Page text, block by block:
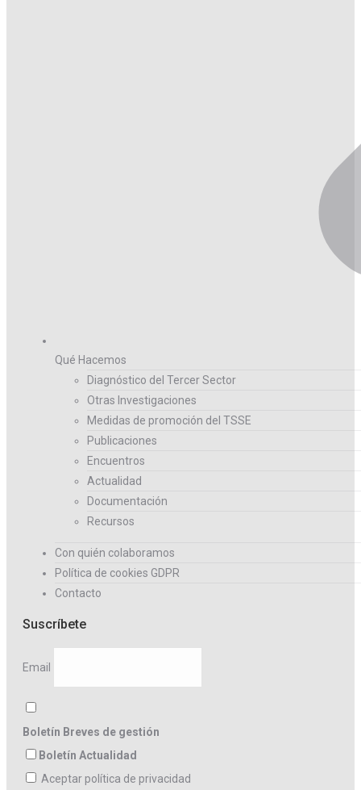
Qué Hacemos
Diagnóstico del Tercer Sector
Otras Investigaciones
Medidas de promoción del TSSE
Publicaciones
Encuentros
Actualidad
Documentación
Recursos
Con quién colaboramos
Política de cookies GDPR
Contacto
Suscríbete
Email
Boletín Breves de gestión
Boletín Actualidad
Aceptar política de privacidad